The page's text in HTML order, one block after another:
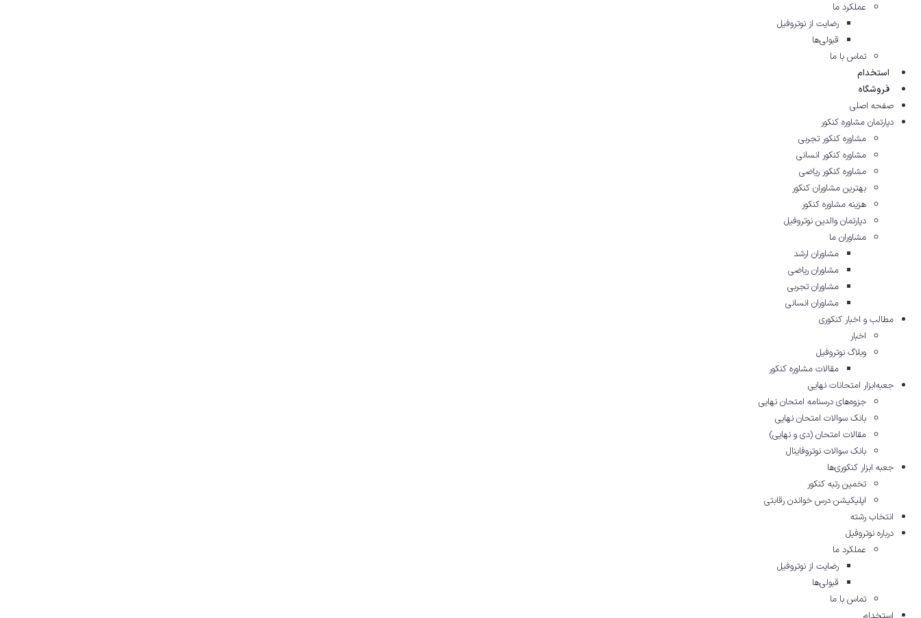
عملکرد ما
رضایت از نوتروفیل
قبولی‌ها
تماس با ما
استخدام
فروشگاه
صفحه اصلی
دپارتمان مشاوره کنکور
مشاوره کنکور تجربی
مشاوره کنکور انسانی
مشاوره کنکور ریاضی
بهترین مشاوران کنکور
هزینه مشاوره کنکور
دپارتمان والدین نوتروفیل
مشاوران ما
مشاوران ارشد
مشاوران ریاضی
مشاوران تجربی
مشاوران انسانی
مطالب و اخبار کنکوری
اخبار
وبلاگ نوتروفیل
مقالات مشاوره‌ کنکور
جعبه‌ابزار امتحانات نهایی
جزوه‌های درسنامه امتحان نهایی
بانک سوالات امتحان نهایی
مقالات امتحان (دی و نهایی)
بانک سوالات نوتروفاینال
جعبه ابزار کنکوری‌ها
تخمین رتبه کنکور
اپلیکیشن درس خواندن رقابتی
انتخاب رشته
درباره نوتروفیل
عملکرد ما
رضایت از نوتروفیل
قبولی‌ها
تماس با ما